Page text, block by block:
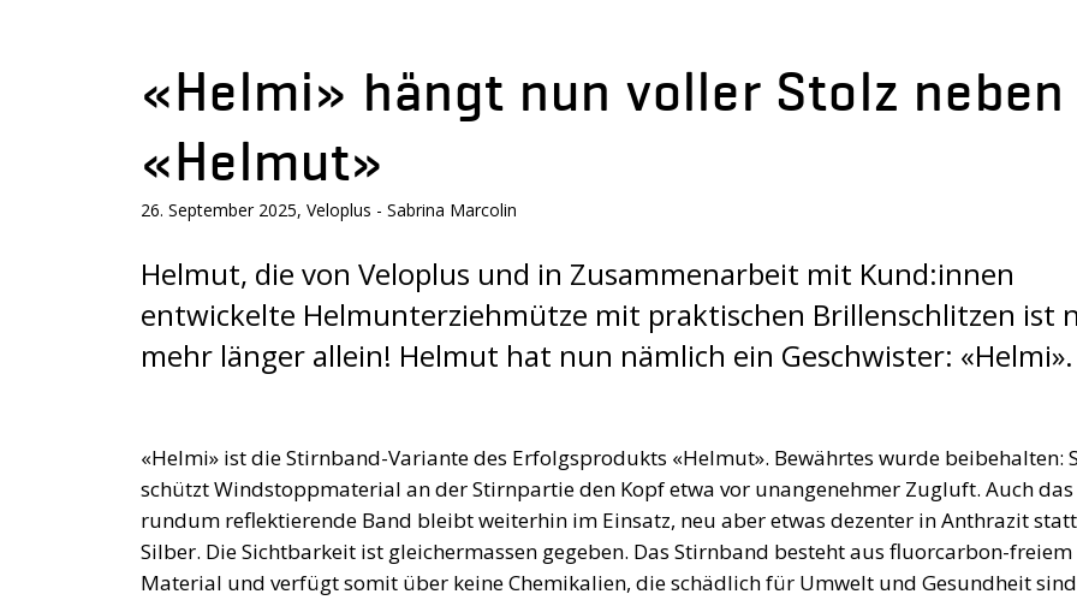
«Helmi» hängt nun voller Stolz neben
«Helmut»
26. September 2025, Veloplus - Sabrina Marcolin
Helmut, die von Veloplus und in Zusammenarbeit mit Kund:innen
entwickelte Helmunterziehmütze mit praktischen Brillenschlitzen ist
mehr länger allein! Helmut hat nun nämlich ein Geschwister: «Helmi».
«Helmi» ist die Stirnband-Variante des Erfolgsprodukts «Helmut». Bewährtes wurde beibe­halten:
schützt Windstoppmaterial an der Stirnpartie den Kopf etwa vor unangenehmer Zugluft. Auch das
rundum reflektierende Band bleibt weiterhin im Einsatz, neu aber etwas ­dezenter in Anthrazit
Silber. Die Sichtbarkeit ist gleichermassen gegeben. Das Stirnband besteht aus fluorcarbon-freiem
Material und verfügt somit über keine Chemikalien, die schädlich für Umwelt und ­Gesundheit